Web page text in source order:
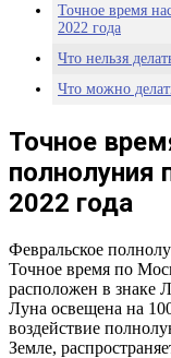
Точное время
2022 года
Что нельзя
Что можно
Точное
полнолуния
2022 года
Февральское
Точное время по
расположен в знаке
Луна освещена на
воздействие
Земле,